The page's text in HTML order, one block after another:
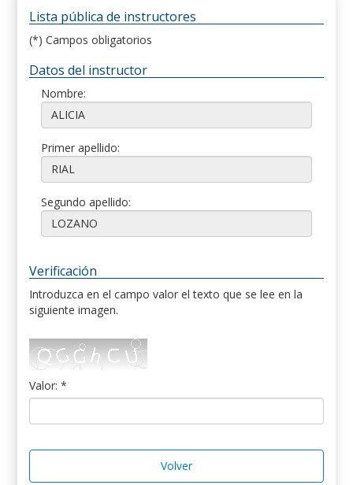
Lista pública de instructores
(*) Campos obligatorios
Datos del instructor
Nombre:
Primer apellido:
Segundo apellido:
Verificación
Introduzca en el campo valor el texto que se lee en la
siguiente imagen.
Valor: *
Volver